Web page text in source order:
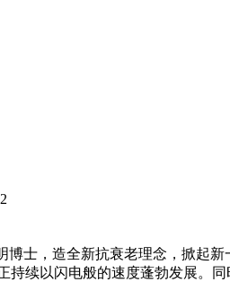
士，造全新抗衰老理念，掀起
续以闪电般的速度蓬勃发展。